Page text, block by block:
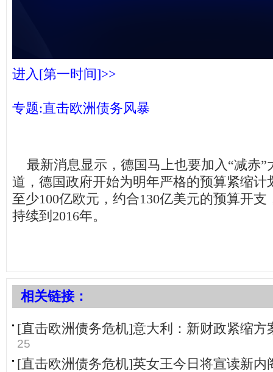
进入[第一时间]>>
专题:直击欧洲债务风暴
最新消息显示，德国马上也要加入“减赤”
道，德国政府开始为明年严格的预算紧缩计
至少100亿欧元，约合130亿美元的预算开
持续到2016年。
相关链接：
[直击欧洲债务危机]意大利：新财政紧缩方
25
[直击欧洲债务危机]英女王今日将宣读新内